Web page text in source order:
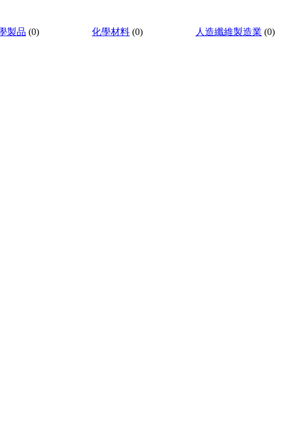
製品 (0) 化學材料 (0) 人造纖維製造業 (0)